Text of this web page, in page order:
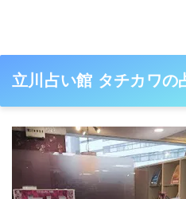
立川占い館 タチカワの